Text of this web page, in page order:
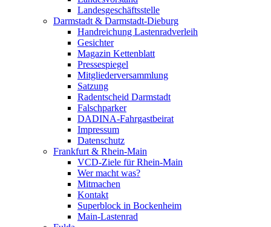
Landesgeschäftsstelle
Darmstadt & Darmstadt-Dieburg
Handreichung Lastenradverleih
Gesichter
Magazin Kettenblatt
Pressespiegel
Mitgliederversammlung
Satzung
Radentscheid Darmstadt
Falschparker
DADINA-Fahrgastbeirat
Impressum
Datenschutz
Frankfurt & Rhein-Main
VCD-Ziele für Rhein-Main
Wer macht was?
Mitmachen
Kontakt
Superblock in Bockenheim
Main-Lastenrad